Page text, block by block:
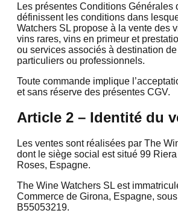
Les présentes Conditions Générales
définissent les conditions dans
Watchers SL propose à la vente des
vins rares, vins en primeur et
ou services associés à destination
particuliers ou professionnels.
Toute commande implique
et sans réserve des présentes CGV.
Article 2 – Identité du
Les ventes sont réalisées par The
dont le siège social est situé 99
Roses, Espagne.
The Wine Watchers SL est
Commerce de Girona, Espagne,
B55053219.